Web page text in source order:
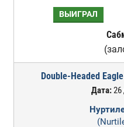
ВЫИГРАЛ
Double-Headed
Дата:26